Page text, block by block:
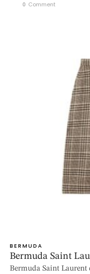
0 Comment
BERMUDA
Bermuda Saint
Bermuda Saint